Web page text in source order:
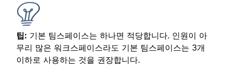
팁: 기본 팀스페이스는 하나면 적당합니다. 인원이 아
무리 많은 워크스페이스라도 기본 팀스페이스는 3개
이하로 사용하는 것을 권장합니다.